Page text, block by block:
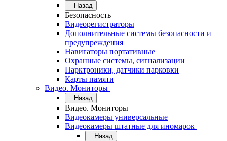
Назад
Безопасность
Видеорегистраторы
Дополнительные системы безопасности и
предупреждения
Навигаторы портативные
Охранные системы, сигнализации
Парктроники, датчики парковки
Карты памяти
Видео. Мониторы
Назад
Видео. Мониторы
Видеокамеры универсальные
Видеокамеры штатные для иномарок
Назад